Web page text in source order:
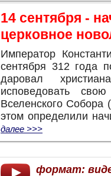
14 сентября -
церковное
Император
сентября 312 года
даровал
исповедовать
Вселенского Собора
этом определили
далее >>>
формат: